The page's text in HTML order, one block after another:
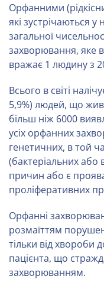
Орфанними
які зустрічаються у
загальної
захворювання, яке
вражає 1 людину з
Всього в світі
5,9%) людей, що
більш ніж 6000
усіх орфанних
генетичних, в той
(бактеріальних або
причин або є
проліферативних
Орфанні
розмаїттям
тільки від хвороби
пацієнта, що
захворюванням.